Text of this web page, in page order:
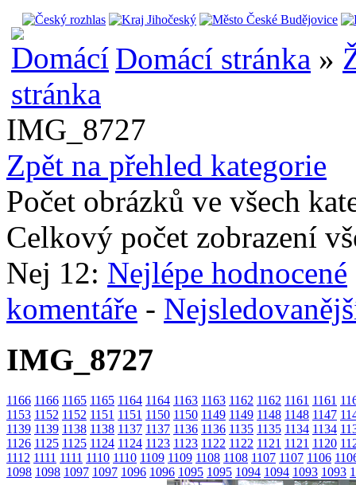
Domácí stránka »
IMG_8727
Zpět na přehled kategorie
Počet obrázků ve všech
Celkový počet zobrazení
Nej 12: Nejlépe hodnocené
komentáře -
IMG_8727
1166 1166 1165 1165 1164 1164 1163 1163 1162 1162 1161 1161
1153 1152 1152 1151 1151 1150 1150 1149 1149 1148 1148 1147
1139 1139 1138 1138 1137 1137 1136 1136 1135 1135 1134 1134
1126 1125 1125 1124 1124 1123 1123 1122 1122 1121 1121 1120
1112 1111 1111 1110 1110 1109 1109 1108 1108 1107 1107 1106
1098 1098 1097 1097 1096 1096 1095 1095 1094 1094 1093 1093